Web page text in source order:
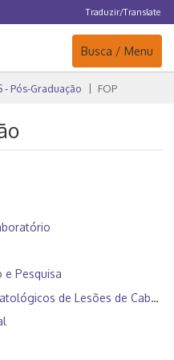
Traduzir/Translate
Navegação
Busca / Menu
- Pós-Graduação FOP
e Pesquisa
de Lesões de Cabeça e Pescoço II